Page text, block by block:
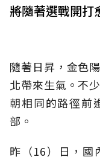
將隨著選戰開打
隨著日昇，金色
北帶來生氣。不
朝相同的路徑前
部。
昨（16）日，國